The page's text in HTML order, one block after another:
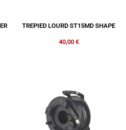
TREPIED LOURD ST15MD SHAPE
40,00 €